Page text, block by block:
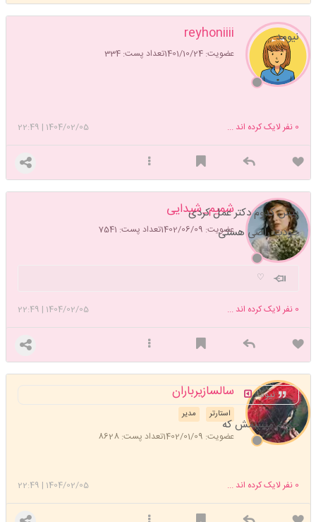
reyhoniiii
عضویت: 1401/10/24 تعداد پست: 334
نیومد
1404/02/05
|
22:49 0 نفر لایک کرده اند ...
شمیم_شیدایی
عضویت: 1402/06/09 تعداد پست: 7541
پیش کدوم دکتر عمل کردی
خودت راضی هستی
♡
1404/02/05
|
22:49 0 نفر لایک کرده اند ...
سالسازیرباران
مدیر استارتر
عضویت: 1402/01/09 تعداد پست: 8628
نیومد
خودم میبینمش که
1404/02/05
|
22:49 0 نفر لایک کرده اند ...